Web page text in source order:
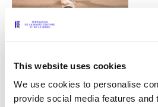
This website uses cookies
We use cookies to personalise
provide social media features and
19